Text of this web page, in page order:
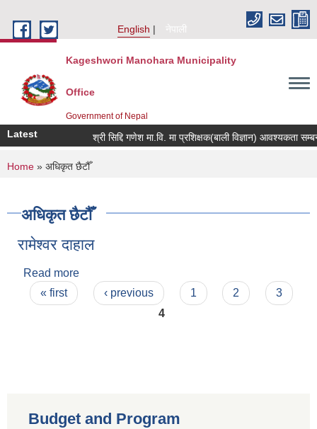
English
नेपाली
Kageshwori Manohara Municipality
Office
Government of Nepal
Latest श्री सिद्दि गणेश मा.वि. मा प्रशिक्षक(बाली विज्ञान) आवश्यकता सम्बन्धी
You are here
Home » अधिकृत छैटौँ
अधिकृत छैटौँ
रामेश्वर दाहाल
Read more
Pages
« first ‹ previous 1 2
3
4
Budget and Program